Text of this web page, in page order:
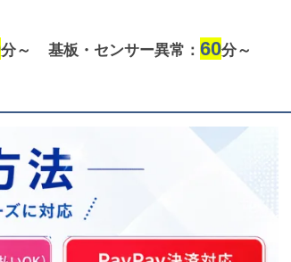
分～ 基板・センサー異常： 60分～